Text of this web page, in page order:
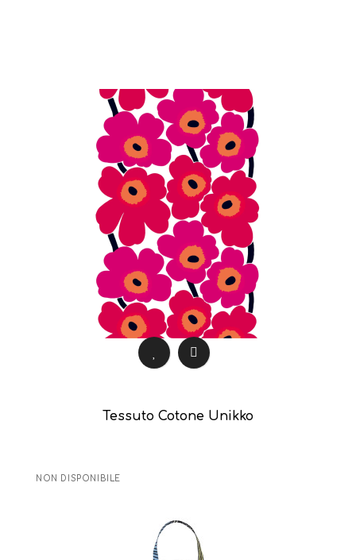
Tessuto Cotone Unikko
NON DISPONIBILE